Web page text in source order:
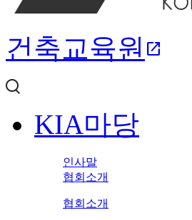
건축교육원 open_in_new
KIA마당
인사말
협회소개
협회소개